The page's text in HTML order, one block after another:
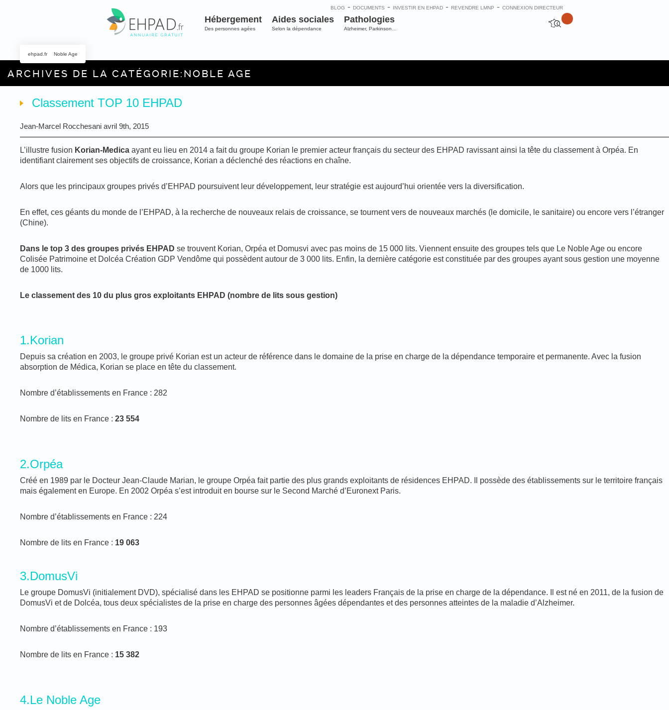
BLOG - DOCUMENTS - INVESTIR EN EHPAD- REVENDRE LMNP - CONNEXION DIRECTEUR
Hébergement
Des personnes agées
Aides sociales
Selon la dépendance
Pathologies
Alzheimer, Parkinson…
ARCHIVES DE LA CATÉGORIE:NOBLE AGE
Classement TOP 10 EHPAD
Jean-Marcel Rocchesani avril 9th, 2015
L’illustre fusion Korian-Medica ayant eu lieu en 2014 a fait du groupe Korian le premier acteur français du secteur des EHPAD ravissant ainsi la tête du classement à Orpéa. En
identifiant clairement ses objectifs de croissance, Korian a déclenché des réactions en chaîne.
Alors que les principaux groupes privés d’EHPAD poursuivent leur développement, leur stratégie est aujourd’hui orientée vers la diversification.
En effet, ces géants du monde de l’EHPAD, à la recherche de nouveaux relais de croissance, se tournent vers de nouveaux marchés (le domicile, le sanitaire) ou encore vers l’étranger
(Chine).
Dans le top 3 des groupes privés EHPAD se trouvent Korian, Orpéa et Domusvi avec pas moins de 15 000 lits. Viennent ensuite des groupes tels que Le Noble Age ou encore
Colisée Patrimoine et Dolcéa Création GDP Vendôme qui possèdent autour de 3 000 lits. Enfin, la dernière catégorie est constituée par des groupes ayant sous gestion une moyenne
de 1000 lits.
Le classement des 10 du plus gros exploitants EHPAD (nombre de lits sous gestion)
1.Korian
Depuis sa création en 2003, le groupe privé Korian est un acteur de référence dans le domaine de la prise en charge de la dépendance temporaire et permanente. Avec la fusion
absorption de Médica, Korian se place en tête du classement.
Nombre d’établissements en France : 282
Nombre de lits en France : 23 554
2.Orpéa
Créé en 1989 par le Docteur Jean-Claude Marian, le groupe Orpéa fait partie des plus grands exploitants de résidences EHPAD. Il possède des établissements sur le territoire français
mais également en Europe. En 2002 Orpéa s’est introduit en bourse sur le Second Marché d’Euronext Paris.
Nombre d’établissements en France : 224
Nombre de lits en France : 19 063
3.DomusVi
Le groupe DomusVi (initialement DVD), spécialisé dans les EHPAD se positionne parmi les leaders Français de la prise en charge de la dépendance. Il est né en 2011, de la fusion de
DomusVi et de Dolcéa, tous deux spécialistes de la prise en charge des personnes âgées dépendantes et des personnes atteintes de la maladie d’Alzheimer.
Nombre d’établissements en France : 193
Nombre de lits en France : 15 382
4.Le Noble Age
ehpad.fr Noble Age